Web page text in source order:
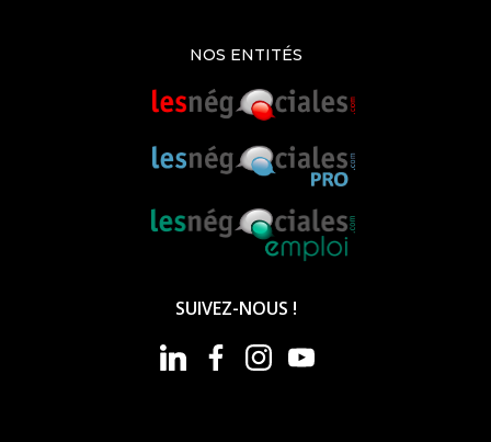
NOS ENTITÉS
SUIVEZ-NOUS !